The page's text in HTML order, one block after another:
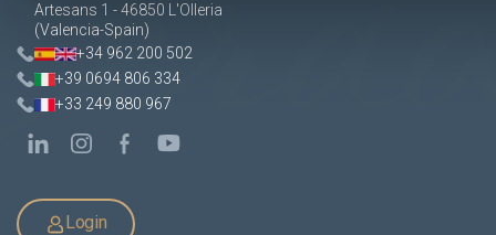
Artesans 1 - 46850 L'Olleria
(Valencia-Spain)
+34 962 200 502
+39 0694 806 334
+33 249 880 967
Login